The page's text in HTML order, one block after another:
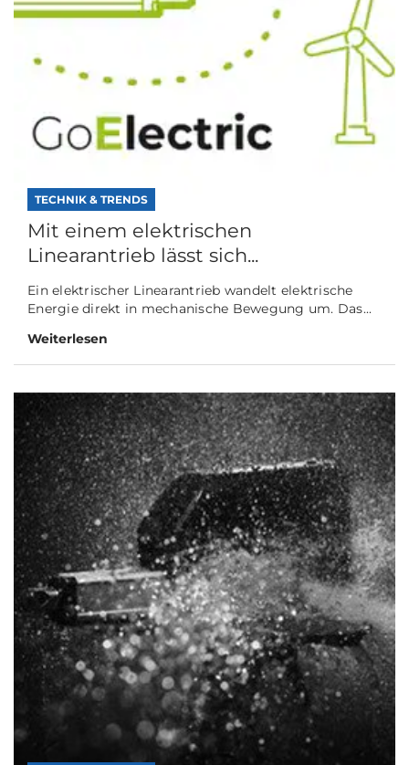
TECHNIK & TRENDS
Mit einem elektrischen
Linearantrieb lässt sich...
Ein elektrischer Linearantrieb wandelt elektrische
Energie direkt in mechanische Bewegung um. Das...
Weiterlesen